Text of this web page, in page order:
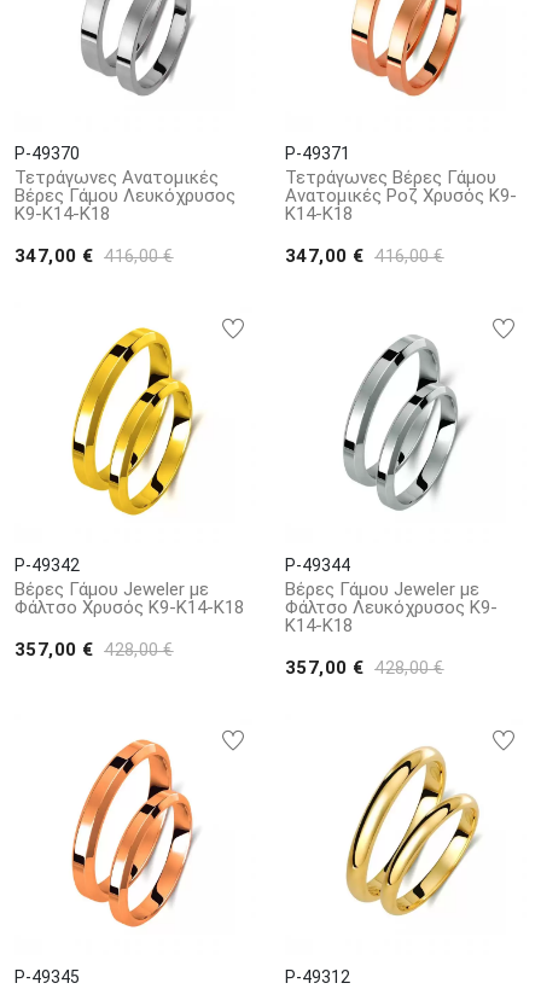
P-49370
Τετράγωνες Ανατομικές
Βέρες Γάμου Λευκόχρυσος
Κ9-Κ14-Κ18
347,00 € 416,00 €
P-49371
Τετράγωνες Βέρες Γάμου
Ανατομικές Ροζ Χρυσός Κ9-
Κ14-Κ18
347,00 € 416,00 €
P-49342
Βέρες Γάμου Jeweler με
Φάλτσο Χρυσός Κ9-Κ14-Κ18
357,00 € 428,00 €
P-49344
Βέρες Γάμου Jeweler με
Φάλτσο Λευκόχρυσος Κ9-
Κ14-Κ18
357,00 € 428,00 €
P-49345 P-49312